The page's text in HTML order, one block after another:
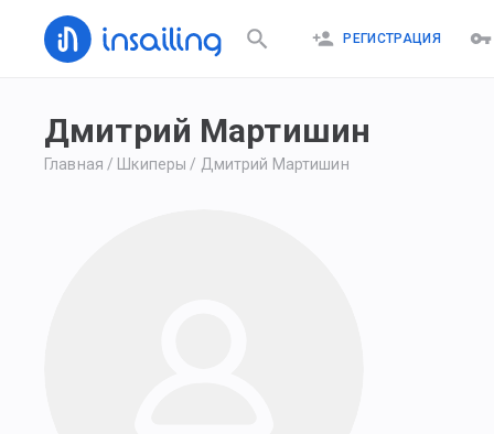
РЕГИСТРАЦИЯ
Дмитрий Мартишин
Главная / Шкиперы / Дмитрий Мартишин